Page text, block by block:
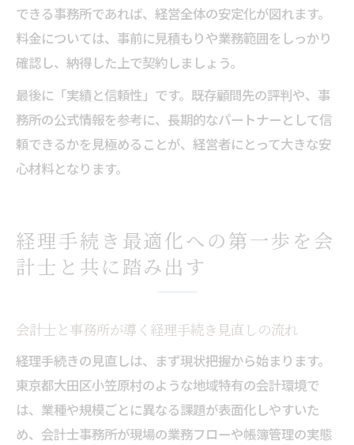
できる事務所であれば、経営全体の安定化が図れます。
料金については、事前に見積もりや業務範囲をしっかり
確認し、納得した上で契約しましょう。
最後に「実績と信頼性」です。既存顧問先の評判や、事
務所の公式情報を参考に、長期的なパートナーとして信
頼できるかを見極めることが、経営者にとって大きな安
心材料となります。
経理手続き最適化への第一歩を会
計士と共に踏み出す
会計士と事務所が導く経理手続き見直しの流れ
経理手続きの見直しは、まず現状把握から始まります。
東京都大田区小笠原村のような地域特有の会計環境で
は、業種や規模ごとに異なる課題が表面化しやすいた
め、会計士事務所が現場の業務フローや帳簿管理の実態